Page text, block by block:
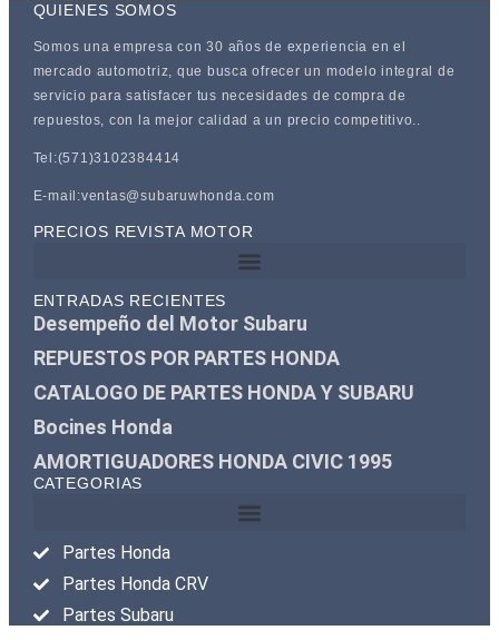
QUIENES SOMOS
Somos una empresa con 30 años de experiencia en el
mercado automotriz, que busca ofrecer un modelo integral de
servicio para satisfacer tus necesidades de compra de
repuestos, con la mejor calidad a un precio competitivo..
Tel:(571)3102384414
E-mail:ventas@subaruwhonda.com
PRECIOS REVISTA MOTOR
ENTRADAS RECIENTES
Desempeño del Motor Subaru
REPUESTOS POR PARTES HONDA
CATALOGO DE PARTES HONDA Y SUBARU
Bocines Honda
AMORTIGUADORES HONDA CIVIC 1995
CATEGORIAS
Partes Honda
Partes Honda CRV
Partes Subaru